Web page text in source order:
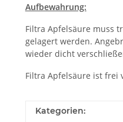
Aufbewahrung:
Filtra Apfelsäure muss
gelagert werden.
wieder dicht
Filtra Apfelsäure ist frei
Kategorien: